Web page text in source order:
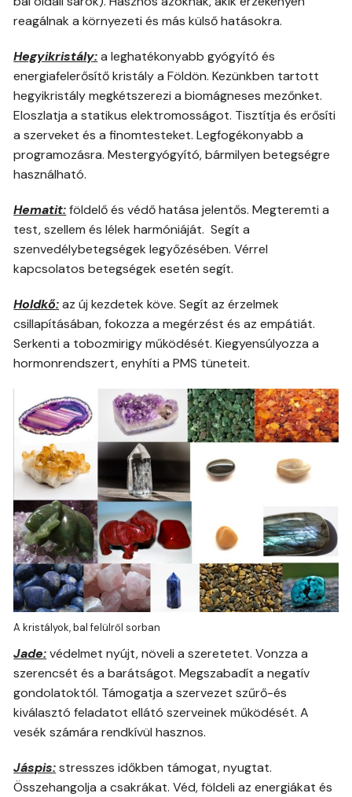
reagálnak a környezeti és más külső hatásokra.
Hegyikristály:a leghatékonyabb gyógyító és
energiafelerősítő kristály a Földön. Kezünkben tartott
hegyikristály megkétszerezi a biomágneses mezőnket.
Eloszlatja a statikus elektromosságot. Tisztítja és erősíti
a szerveket és a finomtesteket. Legfogékonyabb a
programozásra. Mestergyógyító, bármilyen betegségre
használható.
Hematit:földelő és védő hatása jelentős. Megteremti a
test, szellem és lélek harmóniáját. Segít a
szenvedélybetegségek legyőzésében. Vérrel
kapcsolatos betegségek esetén segít.
Holdkő:az új kezdetek köve. Segít az érzelmek
csillapításában, fokozza a megérzést és az empátiát.
Serkenti a tobozmirigy működését. Kiegyensúlyozza a
hormonrendszert, enyhíti a PMS tüneteit.
A kristályok, bal felülről sorban
Jade:védelmet nyújt, növeli a szeretetet. Vonzza a
szerencsét és a barátságot. Megszabadít a negatív
gondolatoktól. Támogatja a szervezet szűrő-és
kiválasztó feladatot ellátó szerveinek működését. A
vesék számára rendkívül hasznos.
Jáspis:stresszes időkben támogat, nyugtat.
Összehangolja a csakrákat. Véd, földeli az energiákat és